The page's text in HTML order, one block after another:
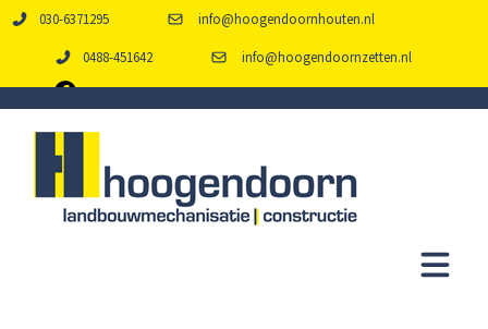
030-6371295 info@hoogendoornhouten.nl
0488-451642 info@hoogendoornzetten.nl